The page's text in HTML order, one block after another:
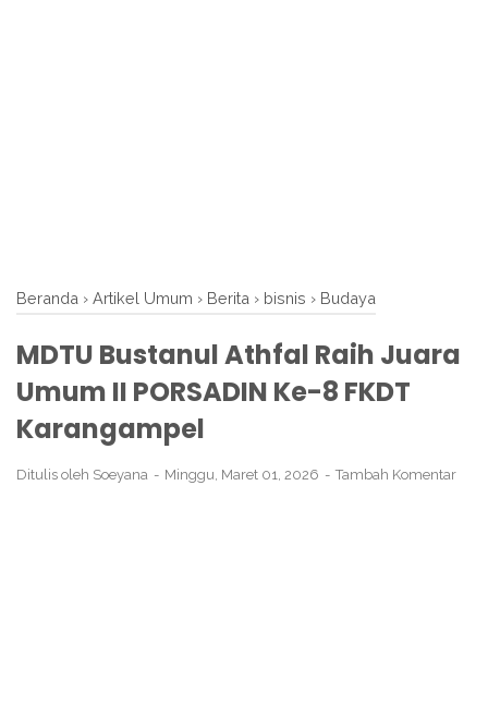
Beranda › Artikel Umum › Berita › bisnis › Budaya
MDTU Bustanul Athfal Raih Juara
Umum II PORSADIN Ke-8 FKDT
Karangampel
Ditulis oleh Soeyana Minggu, Maret 01, 2026 Tambah Komentar